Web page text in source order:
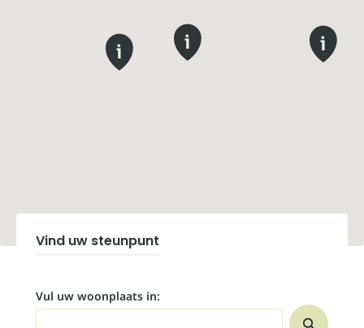
Vind uw steunpunt
Vul uw woonplaats in: